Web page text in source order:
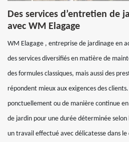
Des services d’entretien de
avec WM Elagage
WM Elagage , entreprise de jardinage en
des services diversifiés en matière de
des formules classiques, mais aussi des
répondent mieux aux exigences des
ponctuellement ou de manière continue
de jardin pour une durée déterminée selon
un travail effectué avec délicatesse dans